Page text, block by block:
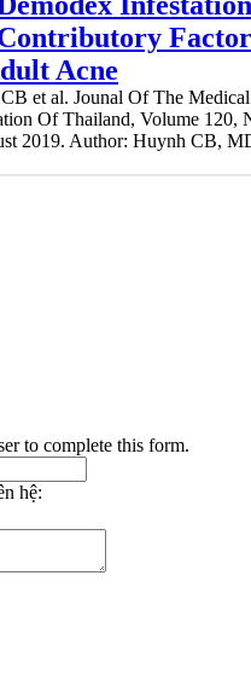
Acne
et al. Jounal Of The Medical
Of Thailand, Volume 120,
2019. Author: Huynh CB,
to complete this form.
hệ: